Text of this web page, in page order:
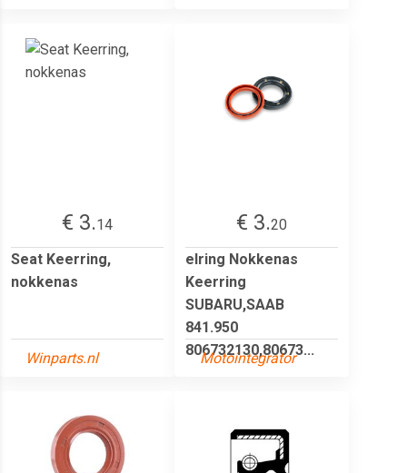
€ 3.14
Seat Keerring,
nokkenas
Winparts.nl
€ 3.20
elring Nokkenas
Keerring
SUBARU,SAAB
841.950
806732130,80673...
Motointegrator